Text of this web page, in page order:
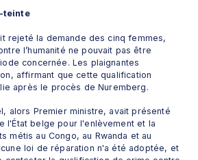
teinte
rejeté la demande des cinq femmes,
l’humanité ne pouvait pas être
concernée. Les plaignantes
affirmant que cette qualification
après le procès de Nuremberg.
alors Premier ministre, avait présenté
l'État belge pour l'enlèvement et la
métis au Congo, au Rwanda et au
loi de réparation n'a été adoptée, et